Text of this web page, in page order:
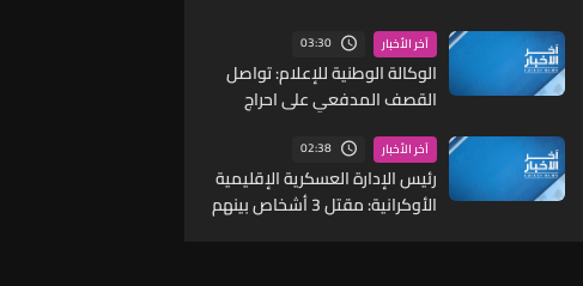
آخر الأخبار 03:30
الوكالة الوطنية للإعلام: تواصل
القصف المدفعي على احراج
آخر الأخبار 02:38
رئيس الإدارة العسكرية الإقليمية
الأوكرانية: مقتل 3 أشخاص بينهم